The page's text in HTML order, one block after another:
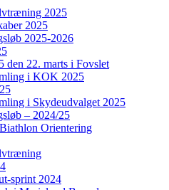
2025
2025
2025-2026
den 22. marts i Fovslet
i KOK 2025
i Skydeudvalget 2025
– 2024/25
Orientering
sprint 2024